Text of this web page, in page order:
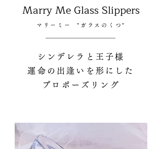
Marry Me Glass Slippers
​マリーミー "ガラスのくつ"
シンデレラと王子様
運命の出逢いを形にした
プロポーズリング